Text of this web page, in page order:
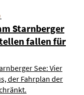
Starnberger
fallen für
See: Vier
der Fahrplan der